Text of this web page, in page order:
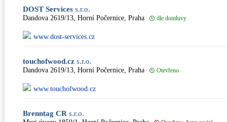
DOST Services s.r.o.
Dandova 2619/13, Horní Počernice, Praha dle domluvy
www.dost-services.cz
touchofwood.cz s.r.o.
Dandova 2619/13, Horní Počernice, Praha Otevřeno
www.touchofwood.cz
Brenntag CR s.r.o.